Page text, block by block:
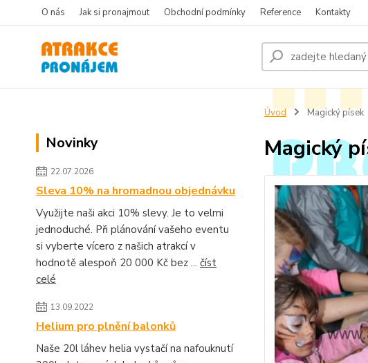
O nás Jak si pronajmout Obchodní podmínky Reference Kontakty
Novinky
22.07.2026
Sleva 10% na hromadnou objednávku
Využijte naši akci 10% slevy. Je to velmi
jednoduché. Při plánování vašeho eventu
si vyberte vícero z našich atrakcí v
hodnotě alespoň 20 000 Kč bez ... číst
celé
13.09.2022
Helium pro plnění balonků
Naše 20l láhev helia vystačí na nafouknutí
Úvod Magický písek
Magický